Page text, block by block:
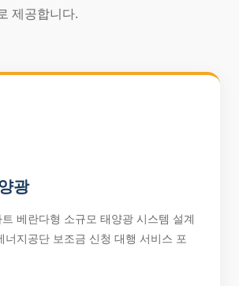
제공합니다.
광
베란다형 소규모 태양광 시스템 설계
너지공단 보조금 신청 대행 서비스 포